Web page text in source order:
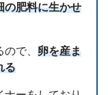
の肥料に生かせ
で、 卵を産ま
る